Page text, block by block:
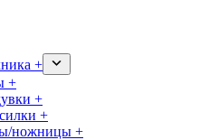
+
+
+
+
ножницы +